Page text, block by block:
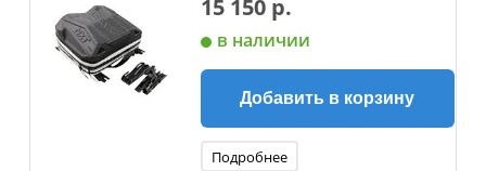
15 150 р.
в наличии
Добавить в корзину
Подробнее